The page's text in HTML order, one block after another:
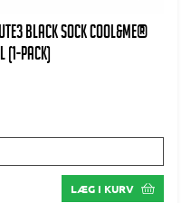
Black Sock Cool&Me®
pack)
LÆG I KURV